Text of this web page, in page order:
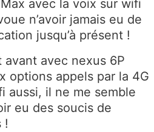
avec la voix sur wifi
n’avoir jamais eu de
jusqu’à présent !
avant avec nexus 6P
options appels par la 4G
aussi, il ne me semble
eu des soucis de
!